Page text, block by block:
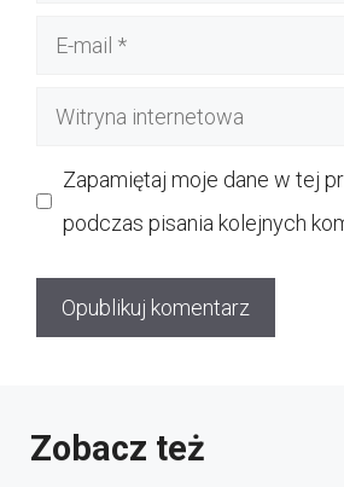
Witryna
Zapamiętaj moje dane w tej
podczas pisania kolejnych
Zobacz też